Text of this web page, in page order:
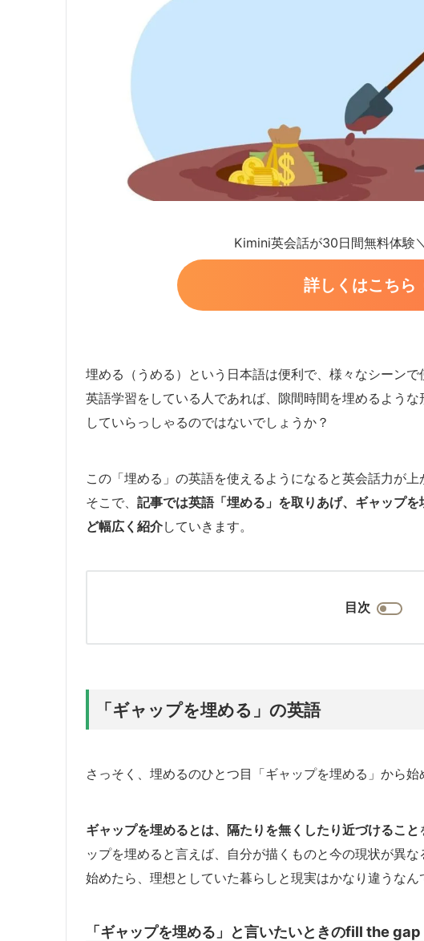
Kimini英会話が30日間無料体験
詳しくはこちら
埋める（うめる）という日本語は便利で、様々なシーンで
英語学習をしている人であれば、隙間時間を埋めるよう
していらっしゃるのではないでしょうか？
この「埋める」の英語を使えるようになると英会話力が上
そこで、 記事では英語「埋める」を取りあげ、ギャップ
ど幅広く紹介していきます。
目次
「ギャップを埋める」の英語
さっそく、埋めるのひとつ目「ギャップを埋める」から始
ギャップを埋めるとは、隔たりを無くしたり近づけること
ップを埋めると言えば、自分が描くものと今の現状が異
始めたら、理想としていた暮らしと現実はかなり違うなん
「ギャップを埋める」と言いたいときのfill the gap